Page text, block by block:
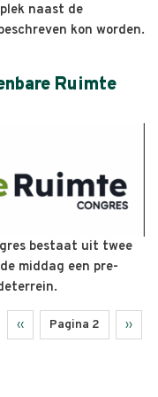
naast de
kon worden.
Ruimte
bestaat uit twee
middag een pre-
Vorige
pagina
‹‹ Pagina 2 ››